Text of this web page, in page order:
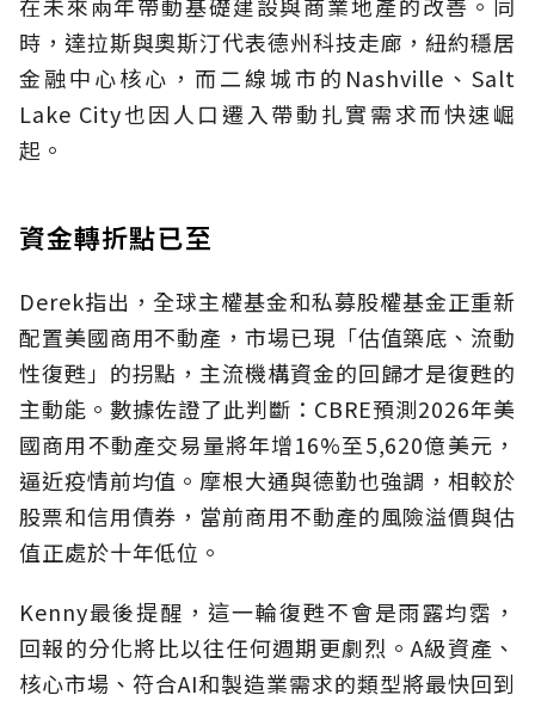
時，達拉斯與奧斯汀代表德州科技走廊，紐約穩居
金融中心核心，而二線城市的Nashville、Salt
Lake City也因人口遷入帶動扎實需求而快速崛
起。
資金轉折點已至
Derek指出，全球主權基金和私募股權基金正重新
配置美國商用不動產，市場已現「估值築底、流動
性復甦」的拐點，主流機構資金的回歸才是復甦的
主動能。數據佐證了此判斷：CBRE預測2026年美
國商用不動產交易量將年增16%至5,620億美元，
逼近疫情前均值。摩根大通與德勤也強調，相較於
股票和信用債券，當前商用不動產的風險溢價與估
值正處於十年低位。
Kenny最後提醒，這一輪復甦不會是雨露均霑，
回報的分化將比以往任何週期更劇烈。A級資產、
核心市場、符合AI和製造業需求的類型將最快回到